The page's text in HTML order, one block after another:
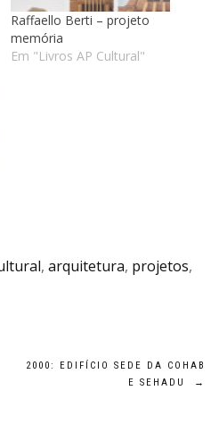
Raffaello Berti – projeto
memória
Em "Livros AP Cultural"
, arquitetura, projetos,
2000: EDIFÍCIO SEDE DA COHAB
E SEHADU
→